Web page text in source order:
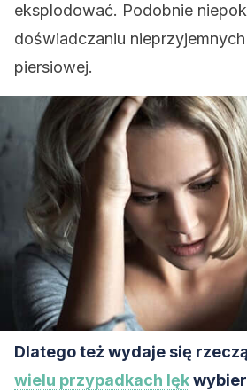
eksplodować. Podobnie
doświadczaniu
piersiowej.
Dlatego też wydaje się
wielu przypadkach lęk